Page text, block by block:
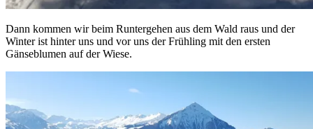
Dann kommen wir beim Runtergehen aus dem Wald raus und der
Winter ist hinter uns und vor uns der Frühling mit den ersten
Gänseblumen auf der Wiese.